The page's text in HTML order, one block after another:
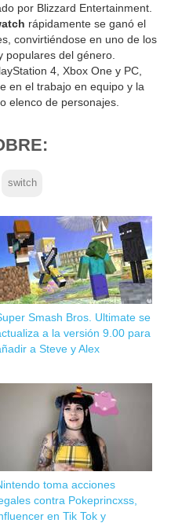
por Blizzard Entertainment.
rápidamente se ganó el
convirtiéndose en uno de los
populares del género.
4, Xbox One y PC,
en el trabajo en equipo y la
elenco de personajes.
switch
Smash Bros. Ultimate se
a la versión 9.00 para
a Steve y Alex
toma acciones
contra Pokeprincxss,
en Tik Tok y